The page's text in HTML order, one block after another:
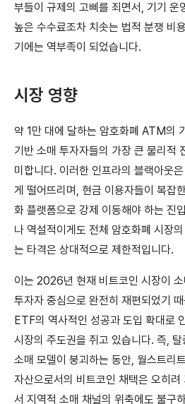
부들이 규제의 고삐를 죄면서, 기기 운
높은 수수료조차 치솟는 법적 분쟁 비
기에는 역부족이 되었습니다.
시장 영향
약 1만 대에 달하는 암호화폐 ATM의
기반 소매 투자자들의 가장 큰 물리적
미합니다. 이러한 인프라의 블랙아웃
게 떨어뜨리며, 현금 이용자들이 복잡
화 플랫폼으로 강제 이동해야 하는 진
나 역설적이게도 전체 암호화폐 시장
는 타격은 상대적으로 제한적입니다.
이는 2026년 현재 비트코인 시장이
투자자 중심으로 완전히 재편되었기
ETF의 역사적인 성공과 도입 확대로
시장의 주도권을 쥐고 있습니다. 즉,
소매 모델이 붕괴하는 동안, 월스트리
자산으로서의 비트코인 채택은 오히
서 지역적 소매 채널의 위축에도 불구